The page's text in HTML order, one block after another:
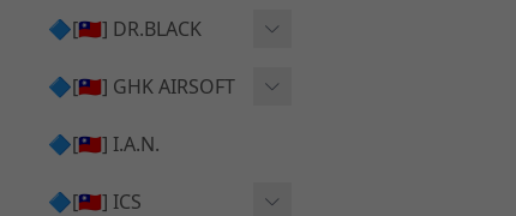
管
B＆T SPR300系列產品
HOP膠皮
T-5000
🔷[🇹🇼] DR.BLACK
Hi-capa 彈匣外觀
維護保養
🔷[🇹🇼] GHK AIRSOFT
AR ⧸ M4 GBB 原廠零件
AKM V3 主體 ＆ 原廠零件
🔷[🇹🇼] I.A.N.
🔷[🇹🇼] ICS